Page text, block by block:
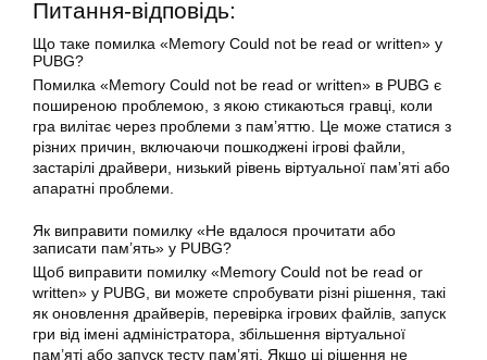
Питання-відповідь:
Що таке помилка «Memory Could not be read or written» у
PUBG?
Помилка «Memory Could not be read or written» в PUBG є
поширеною проблемою, з якою стикаються гравці, коли
гра вилітає через проблеми з пам’яттю. Це може статися з
різних причин, включаючи пошкоджені ігрові файли,
застарілі драйвери, низький рівень віртуальної пам’яті або
апаратні проблеми.
Як виправити помилку «Не вдалося прочитати або
записати пам’ять» у PUBG?
Щоб виправити помилку «Memory Could not be read or
written» у PUBG, ви можете спробувати різні рішення, такі
як оновлення драйверів, перевірка ігрових файлів, запуск
гри від імені адміністратора, збільшення віртуальної
пам’яті або запуск тесту пам’яті. Якщо ці рішення не